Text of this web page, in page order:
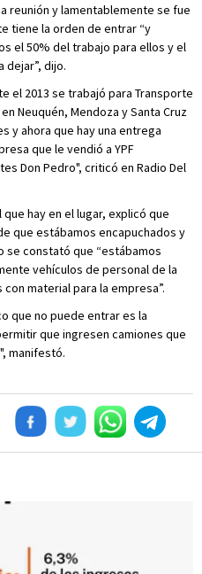
reunión y lamentablemente se fue
tiene la orden de entrar “y
el 50% del trabajo para ellos y el
dejar”, dijo.
el 2013 se trabajó para Transporte
Neuquén, Mendoza y Santa Cruz
y ahora que hay una entrega
que le vendió a YPF
Don Pedro", criticó en Radio Del
hay en el lugar, explicó que
que estábamos encapuchados y
se constató que “estábamos
vehículos de personal de la
material para la empresa”.
que no puede entrar es la
que ingresen camiones que
manifestó.